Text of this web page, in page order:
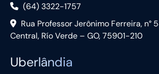
(64) 3322-1757
Rua Professor Jerônimo Ferreira, n°
Central, Río Verde – GO, 75901-210
Uberlândia